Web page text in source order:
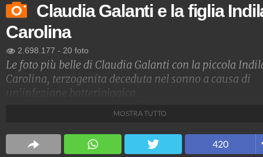
Claudia Galanti e la figlia
Carolina
2.698.177 - 20 foto
Le foto più belle di Claudia Galanti con la piccola
Carolina, terzogenita deceduta nel sonno a causa di
un'infezione batteriologica.
Spettacolo FanpageMOSTRA TUTTO
420